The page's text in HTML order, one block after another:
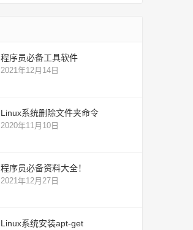
程序员必备工具软件
2021年12月14日
Linux系统删除文件夹命令
2020年11月10日
程序员必备资料大全！
2021年12月27日
Linux系统安装apt-get